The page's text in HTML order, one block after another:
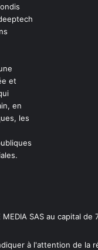
et
en
les
SAS au capital
à l'attention de